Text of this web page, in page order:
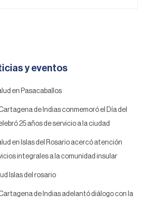
y eventos
en Pasacaballos
de Indias conmemoró el Día del
25 años de servicio a la ciudad
en Islas del Rosario acercó atención
integrales a la comunidad insular
Islas del rosario
de Indias adelantó diálogo con la